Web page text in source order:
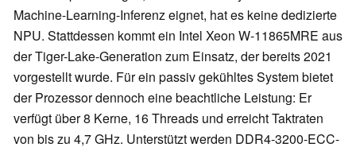
Machine-Learning-Inferenz eignet, hat es keine dedizierte
NPU. Stattdessen kommt ein Intel Xeon W-11865MRE aus
der Tiger-Lake-Generation zum Einsatz, der bereits 2021
vorgestellt wurde. Für ein passiv gekühltes System bietet
der Prozessor dennoch eine beachtliche Leistung: Er
verfügt über 8 Kerne, 16 Threads und erreicht Taktraten
von bis zu 4,7 GHz. Unterstützt werden DDR4-3200-ECC-